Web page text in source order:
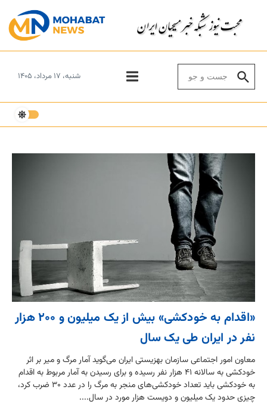
شنبه، ۱۷ مرداد، ۱۴۰۵
«اقدام به خودکشی» بیش از یک میلیون و ۲۰۰ هزار
نفر در ایران طی یک سال
معاون امور اجتماعی سازمان بهزیستی ایران می‌گوید آمار مرگ و میر بر اثر
خودکشی به سالانه ۴۱ هزار نفر رسیده و برای رسیدن به آمار مربوط به اقدام
به خودکشی باید تعداد خودکشی‌های منجر به مرگ را در عدد ۳۰ ضرب‌ کرد،
چیزی حدود یک میلیون و دویست هزار مورد در سال....